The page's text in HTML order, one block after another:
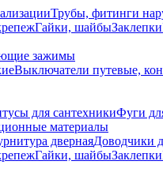
Трубы, фитинги
Гайки, шайбыЗаклепки
зажимы
Выключатели путевые,
для сантехникиФуги
материалы
двернаяДоводчики
Гайки, шайбыЗаклепки